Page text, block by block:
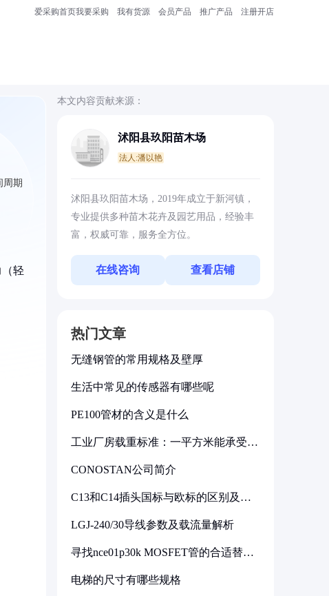
爱采购首页我要采购 我有货源 会员产品 推广产品 注册开店
周期
轻
本文内容贡献来源：
沭阳县玖阳苗木场
法人:潘以艳
沭阳县玖阳苗木场，2019年成立于新河镇，
专业提供多种苗木花卉及园艺用品，经验丰
富，权威可靠，服务全方位。
在线咨询 查看店铺
热门文章
无缝钢管的常用规格及壁厚
生活中常见的传感器有哪些呢
PE100管材的含义是什么
工业厂房载重标准：一平方米能承受多
CONOSTAN公司简介
C13和C14插头国标与欧标的区别及其
LGJ-240/30导线参数及载流量解析
寻找nce01p30k MOSFET管的合适替代
电梯的尺寸有哪些规格